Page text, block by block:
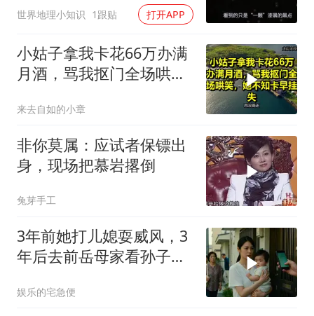
世界地理小知识 1跟贴 打开APP
小姑子拿我卡花66万办满
月酒，骂我抠门全场哄
来去自如的小章
非你莫属：应试者保镖出
身，现场把慕岩撂倒
兔芽手工
3年前她打儿媳耍威风，3
年后去前岳母家看孙子，
娱乐的宅急便